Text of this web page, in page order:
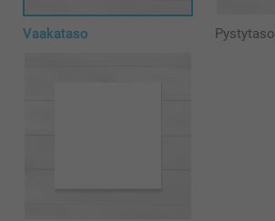
Vaakataso Pystytaso